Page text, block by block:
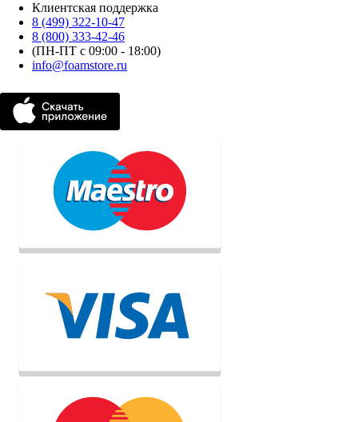
Клиентская поддержка
8 (499) 322-10-47
8 (800) 333-42-46
(ПН-ПТ с 09:00 - 18:00)
info@foamstore.ru